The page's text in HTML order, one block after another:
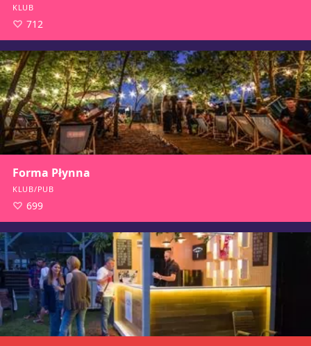
KLUB
712
Forma Płynna
KLUB/PUB
699